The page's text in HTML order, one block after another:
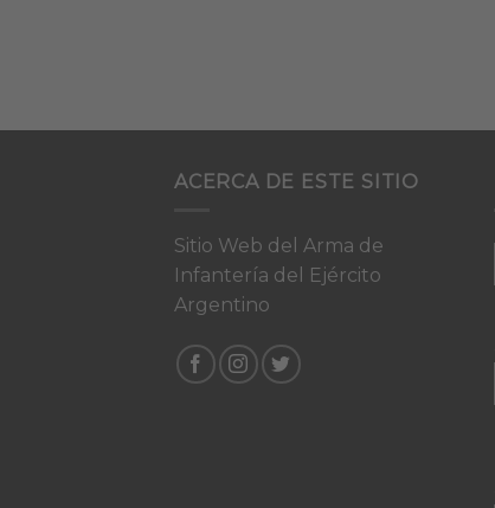
ACERCA DE ESTE SITIO
Sitio Web del Arma de
Infantería del Ejército
Argentino